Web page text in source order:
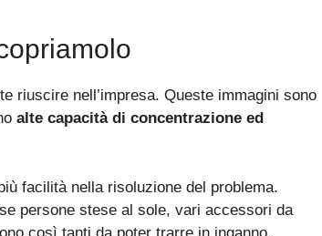
riuscire nell’impresa. Queste immagini sono
alte capacità di concentrazione ed
facilità nella risoluzione del problema.
persone stese al sole, vari accessori da
così tanti da poter trarre in inganno.